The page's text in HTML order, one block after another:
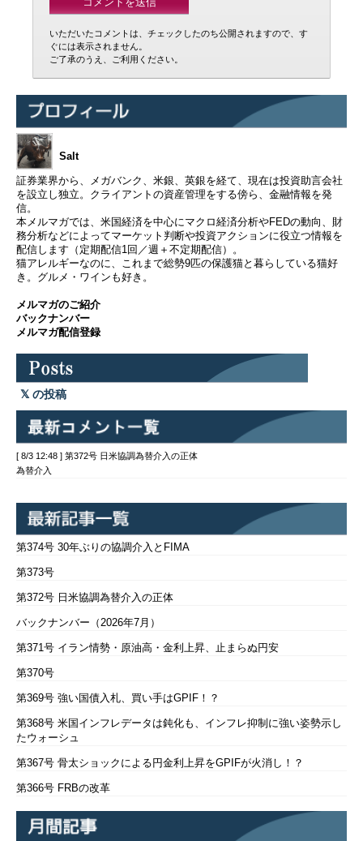
いただいたコメントは、チェックしたのち公開されますので、す
ぐには表示されません。
ご了承のうえ、ご利用ください。
Salt
証券業界から、メガバンク、米銀、英銀を経て、現在は投資助言会社
を設立し独立。クライアントの資産管理をする傍ら、金融情報を発
信。
本メルマガでは、米国経済を中心にマクロ経済分析やFEDの動向、財
務分析などによってマーケット判断や投資アクションに役立つ情報を
配信します（定期配信1回／週＋不定期配信）。
猫アレルギーなのに、これまで総勢9匹の保護猫と暮らしている猫好
き。グルメ・ワインも好き。
メルマガのご紹介
バックナンバー
メルマガ配信登録
の投稿
[ 8/3 12:48 ] 第372号 日米協調為替介入の正体
為替介入
第374号 30年ぶりの協調介入とFIMA
第373号
第372号 日米協調為替介入の正体
バックナンバー（2026年7月）
第371号 イラン情勢・原油高・金利上昇、止まらぬ円安
第370号
第369号 強い国債入札、買い手はGPIF！？
第368号 米国インフレデータは鈍化も、インフレ抑制に強い姿勢示し
たウォーシュ
第367号 骨太ショックによる円金利上昇をGPIFが火消し！？
第366号 FRBの改革